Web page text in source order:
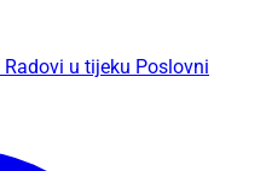
Radovi u tijeku Poslovni